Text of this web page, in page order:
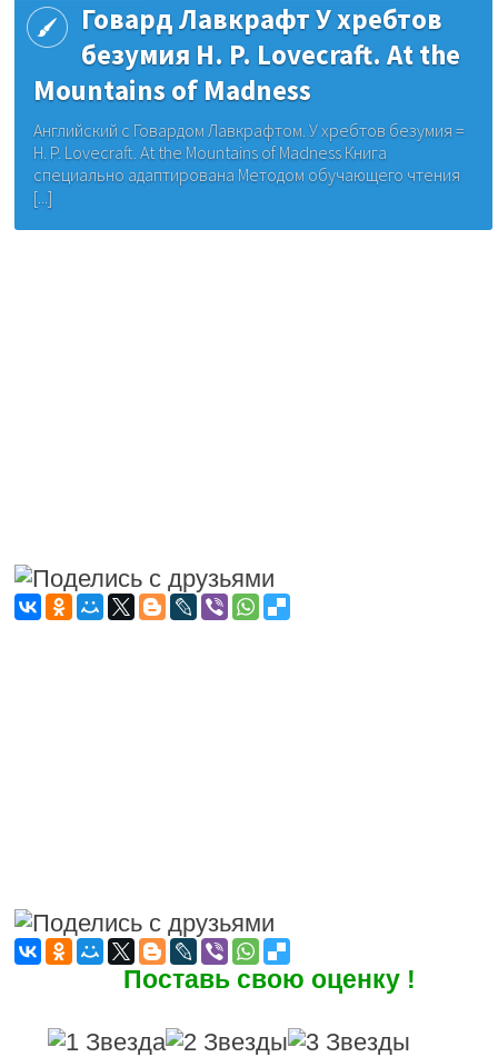
Говард Лавкрафт У хребтов
безумия H. P. Lovecraft. At the
Mountains of Madness
Английский с Говардом Лавкрафтом. У хребтов безумия =
H. P. Lovecraft. At the Mountains of Madness Книга
специально адаптирована Методом обучающего чтения
[...]
Поставь свою оценку !